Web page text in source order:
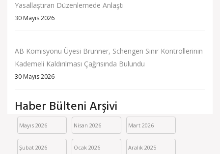
Yasallaştıran Düzenlemede Anlaştı
30 Mayıs 2026
AB Komisyonu Üyesi Brunner, Schengen Sınır Kontrollerinin
Kademeli Kaldırılması Çağrısında Bulundu
30 Mayıs 2026
Haber Bülteni Arşivi
Mayıs 2026 Nisan 2026 Mart 2026
Şubat 2026 Ocak 2026 Aralık 2025